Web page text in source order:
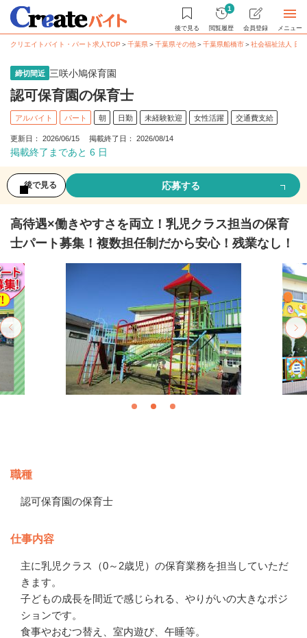
後で見る
1
閲覧履歴 会員登録 メニュー
クリエイトバイト・パート求人TOP ＞千葉県＞千葉県その他＞千葉県船橋市＞社会福祉法人 日
締切間近 三咲小鳩保育園
認可保育園の保育士
アルバイト パート 朝 日勤 未経験歓迎 女性活躍 交通費支給
更新日： 2026/06/15 掲載終了日： 2026/08/14
掲載終了まであと 6 日
後で見る 応募する
高待遇×働きやすさを両立！乳児クラス担当の保育
士パート募集！複数担任制だから安心！残業なし！
職種
認可保育園の保育士
仕事内容
主に乳児クラス（0～2歳児）の保育業務を担当していただ
きます。
子どもの成長を間近で感じられる、やりがいの大きなポジ
ションです。
食事やおむつ替え、室内遊び、午睡等。